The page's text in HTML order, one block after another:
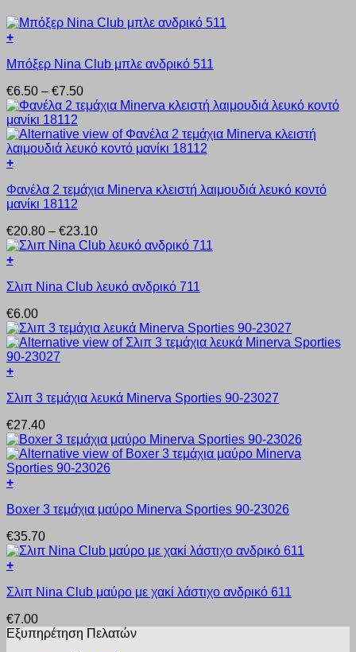
+
το
έχει
πολλαπλές
παραλλαγές.
Οι
επιλογές
μπορούν
επιλεγούν
στη
του
προϊόντος
Μπόξερ Nina Club μπλε ανδρικό 511
€6.50 – €7.50Price
range:
through
€7.50
+
το
προϊόν
πολλαπλές
παραλλαγές.
Οι
μπορούν
επιλεγούν
στη
σελίδα
του
προϊόντος
Φανέλα 2 τεμάχια Minerva κλειστή λαιμουδιά λευκό κοντό
μανίκι 18112
€20.80 – €23.10Price
range:
€23.10
+
το
έχει
πολλαπλές
παραλλαγές.
Οι
επιλογές
να
στη
σελίδα
του
προϊόντος
Σλιπ Nina Club λευκό ανδρικό 711
€6.00
+
το
έχει
πολλαπλές
παραλλαγές.
Οι
επιλογές
να
στη
σελίδα
του
προϊόντος
Σλιπ 3 τεμάχια λευκά Minerva Sporties 90-23027
€27.40
+
το
έχει
πολλαπλές
παραλλαγές.
επιλογές
να
επιλεγούν
Boxer 3 τεμάχια μαύρο Minerva Sporties 90-23026
€35.70
+
το
έχει
πολλαπλές
Σλιπ Nina Club μαύρο με χακί λάστιχο ανδρικό 611
€7.00
Εξυπηρέτηση Πελατών